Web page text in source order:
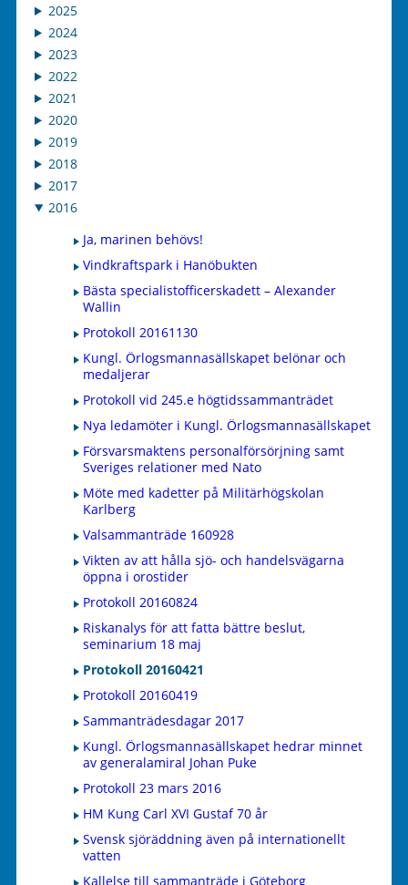
2025
2024
2023
2022
2021
2020
2019
2018
2017
2016
Ja, marinen behövs!
Vindkraftspark i Hanöbukten
Bästa specialistofficerskadett – Alexander
Wallin
Protokoll 20161130
Kungl. Örlogsmannasällskapet belönar och
medaljerar
Protokoll vid 245.e högtidssammanträdet
Nya ledamöter i Kungl. Örlogsmannasällskapet
Försvarsmaktens personalförsörjning samt
Sveriges relationer med Nato
Möte med kadetter på Militärhögskolan
Karlberg
Valsammanträde 160928
Vikten av att hålla sjö- och handelsvägarna
öppna i orostider
Protokoll 20160824
Riskanalys för att fatta bättre beslut,
seminarium 18 maj
Protokoll 20160421
Protokoll 20160419
Sammanträdesdagar 2017
Kungl. Örlogsmannasällskapet hedrar minnet
av generalamiral Johan Puke
Protokoll 23 mars 2016
HM Kung Carl XVI Gustaf 70 år
Svensk sjöräddning även på internationellt
vatten
Kallelse till sammanträde i Göteborg